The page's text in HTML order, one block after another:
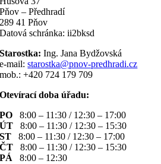
Pňov – Předhradí
289 41 Pňov
Datová schránka: ii2bksd
Starostka: Ing. Jana Bydžovská
e-mail:starostka@pnov-predhradi.cz
mob.: +420 724 179 709
Otevírací doba úřadu:
PO
8:00 – 11:30 / 12:30 – 17:00
ÚT
8:00 – 11:30 / 12:30 – 15:30
ST
8:00 – 11:30 / 12:30 – 17:00
ČT
8:00 – 11:30 / 12:30 – 15:30
PÁ
8:00 – 12:30